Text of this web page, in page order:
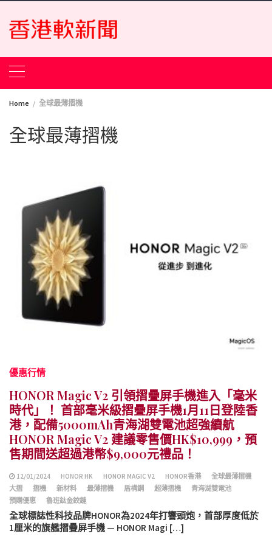
Skip
content
Home 全球最薄摺機
全球最薄摺機
優惠行情
HONOR Magic V2 引領摺疊屏手機進入「毫米
時代」！ 首部毫米級摺疊屏手機1月11日登陸香
港，配備5000mAh青海湖雙電池超強續航
HONOR Magic V2 建議零售價HK$10,999，預
售期間送超過港幣$9,000元禮品！
12/01/2024 HONOR HK HONOR MAGIC V2 HONOR香港
全球最薄摺機
大摺
摺機 新材料 最薄摺機 盾構鋼 超薄摺機
青海湖雙電池
預購優惠
魯班鈦金鉸鏈
全球標誌性科技品牌HONOR為2024年打響頭炮，首部厚度低於
1厘米的旗艦摺疊屏手機 — HONOR Magi […]